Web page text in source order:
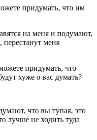
придумать, что им
на меня и подумают,
меня
придумать, что
хуже о вас думать?
что вы тупая, это
лучше не ходить туда